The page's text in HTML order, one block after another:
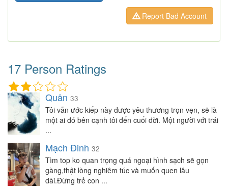
Report Bad Account
17 Person Ratings
Quân 33
Tôi vẫn ước kiếp này được yêu thương trọn vẹn, sẽ là
một ai đó bên cạnh tôi đến cuối đời. Một người với trái
...
Mạch Đinh 32
Tìm top ko quan trọng quá ngoại hình sạch sẽ gọn
gàng,thật lòng nghiêm túc và muốn quen lâu
dài.Đừng trẻ con ...